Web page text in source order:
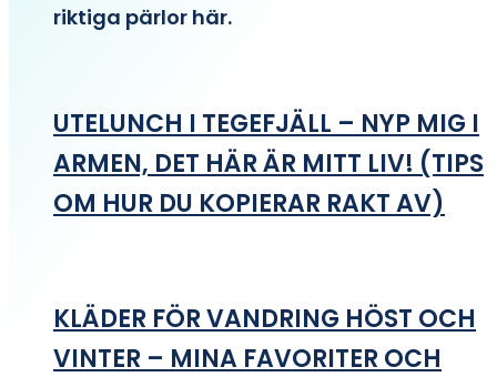
riktiga pärlor här.
UTELUNCH I TEGEFJÄLL – NYP MIG I
ARMEN, DET HÄR ÄR MITT LIV! (TIPS
OM HUR DU KOPIERAR RAKT AV)
KLÄDER FÖR VANDRING HÖST OCH
VINTER – MINA FAVORITER OCH